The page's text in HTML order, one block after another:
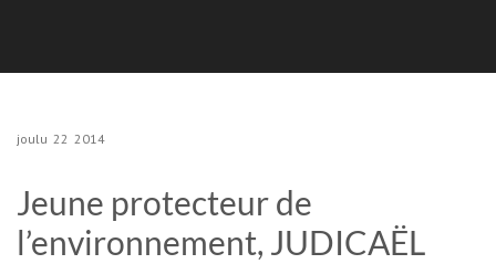
joulu 22 2014
Jeune protecteur de
l’environnement, JUDICAËL